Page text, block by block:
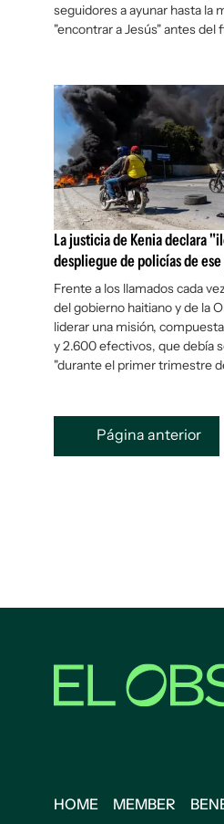
seguidores a ayunar hasta la
"encontrar a Jesús" antes del
La justicia de Kenia declara
despliegue de policías de
Frente a los llamados cada
del gobierno haitiano y de la
liderar una misión,
y 2.600 efectivos, que debía
"durante el primer trimestre
Página anterior
HOME MEMBER